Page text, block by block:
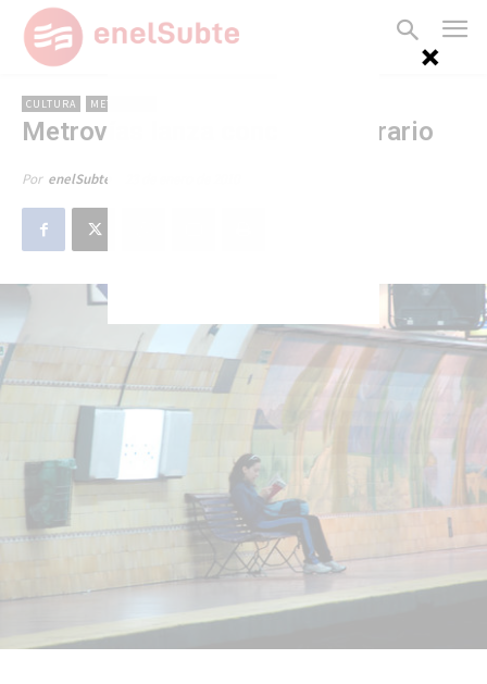
CULTURA METROVÍAS
Metrovías lanza concurso literario
Por enelSubte